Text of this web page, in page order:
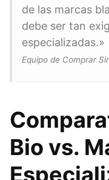
de las marcas
debe ser tan
especializadas.»
Equipo de Comprar
Bio vs.